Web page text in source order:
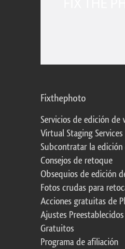
Fixthephoto
Servicios de edición de
Virtual Staging Services
Subcontratar la
Consejos de retoque
Obsequios de edición
Fotos crudas para
Acciones gratuitas de
Ajustes
Gratuitos
Programa de afiliación